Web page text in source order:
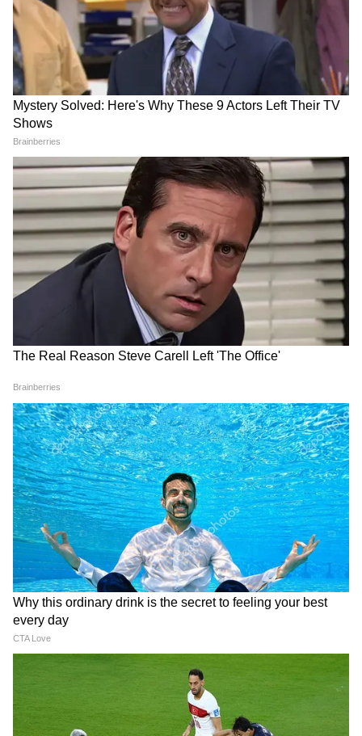
(Except for the headline, this story has
not been edited by Asianetnews Editorial
staff and is published from a syndicated
feed.)